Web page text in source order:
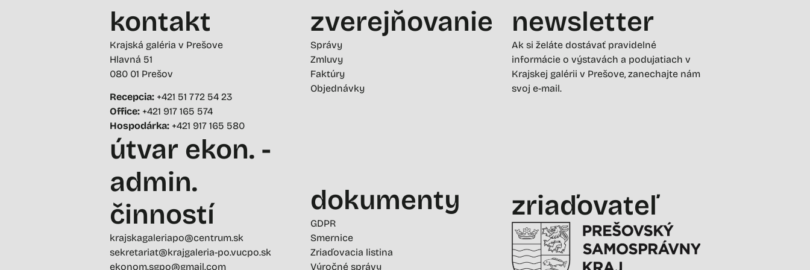
kontakt
Krajská galéria v Prešove
Hlavná 51
080 01 Prešov
Recepcia: +421 51 772 54 23
Office: +421 917 165 574
Hospodárka: +421 917 165 580
útvar ekon. -
admin.
činností
krajskagaleriapo@centrum.sk
sekretariat@krajgaleria-po.vucpo.sk
ekonom.sgpo@gmail.com
zverejňovanie
Správy
Zmluvy
Faktúry
Objednávky
dokumenty
GDPR
Smernice
Zriaďovacia listina
Výročné správy
newsletter
Ak si želáte dostávať pravidelné
informácie o výstavách a podujatiach v
Krajskej galérii v Prešove, zanechajte nám
svoj e-mail.
zriaďovateľ